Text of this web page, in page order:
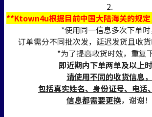
2.
**Ktown4u根据目前中国大陆海关的规
*使用同一信息多次下单时
订单需分不同批次发，延迟发货且收
*为了提高收货时效，重复下
即近期内下单两单及以上时
请使用不同的收货信息，
包括真实姓名、身份证号、电话
信息都需要更换，谢谢！